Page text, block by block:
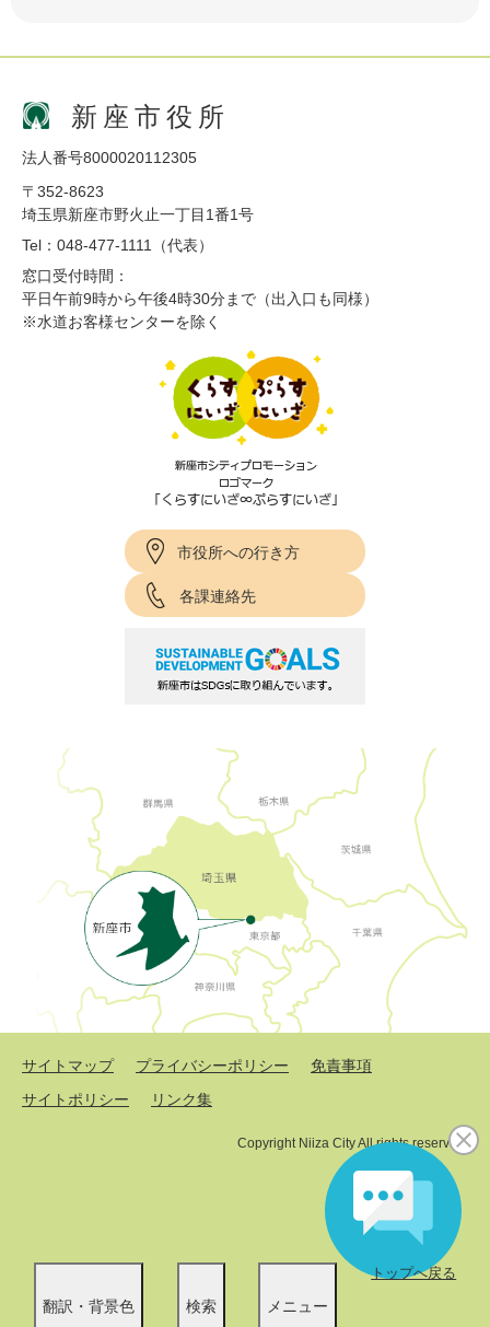
翻訳・背景色 検索 メニュー
トップへ戻る
新座市役所
法人番号8000020112305
〒352-8623
埼玉県新座市野火止一丁目1番1号
Tel：048-477-1111（代表）
窓口受付時間：
平日午前9時から午後4時30分まで（出入口も同様）
※水道お客様センターを除く
市役所への行き方
各課連絡先
サイトマップ プライバシーポリシー
免責事項
サイトポリシー
リンク集
Copyright Niiza City All rights reserved.